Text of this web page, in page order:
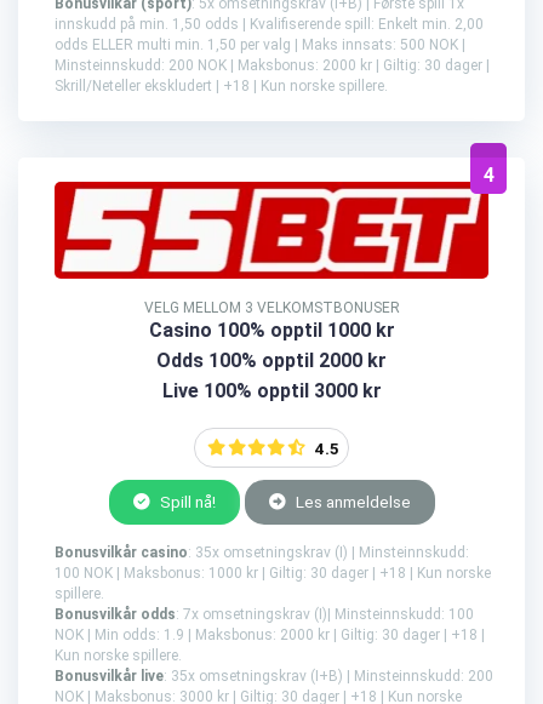
Bonusvilkår (sport): 5x omsetningskrav (I+B) | Første spill 1x
innskudd på min. 1,50 odds | Kvalifiserende spill: Enkelt min. 2,00
odds ELLER multi min. 1,50 per valg | Maks innsats: 500 NOK |
Minsteinnskudd: 200 NOK | Maksbonus: 2000 kr | Giltig: 30 dager |
Skrill/Neteller ekskludert | +18 | Kun norske spillere.
4
VELG MELLOM 3 VELKOMSTBONUSER
Casino 100% opptil 1000 kr
Odds 100% opptil 2000 kr
Live 100% opptil 3000 kr
4.5
Spill nå! Les anmeldelse
Bonusvilkår casino: 35x omsetningskrav (I) | Minsteinnskudd:
100 NOK | Maksbonus: 1000 kr | Giltig: 30 dager | +18 | Kun norske
spillere.
Bonusvilkår odds: 7x omsetningskrav (I)| Minsteinnskudd: 100
NOK | Min odds: 1.9 | Maksbonus: 2000 kr | Giltig: 30 dager | +18 |
Kun norske spillere.
Bonusvilkår live: 35x omsetningskrav (I+B) | Minsteinnskudd: 200
NOK | Maksbonus: 3000 kr | Giltig: 30 dager | +18 | Kun norske